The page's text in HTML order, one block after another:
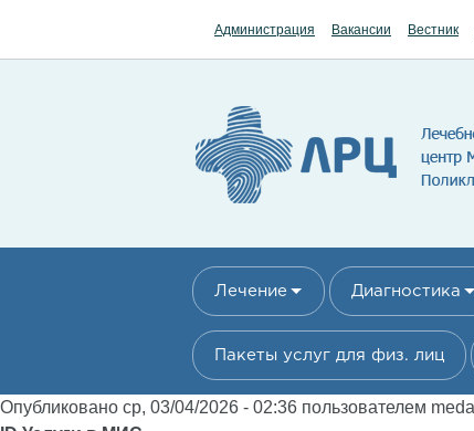
Администрация Вакансии Вестник
Лечение Диагностика
Пакеты услуг для физ. лиц
Опубликовано ср, 03/04/2026 - 02:36 пользователем